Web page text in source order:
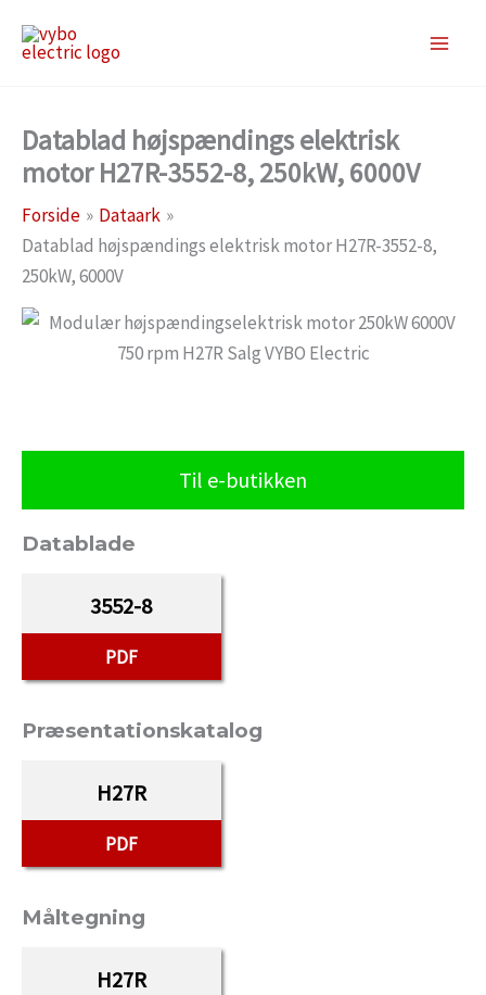
Datablad højspændings elektrisk
motor H27R-3552-8, 250kW, 6000V
Forside
Dataark
Datablad højspændings elektrisk motor H27R-3552-8,
250kW, 6000V
Til e-butikken
Datablade
3552-8
PDF
Præsentationskatalog
H27R
PDF
Måltegning
H27R